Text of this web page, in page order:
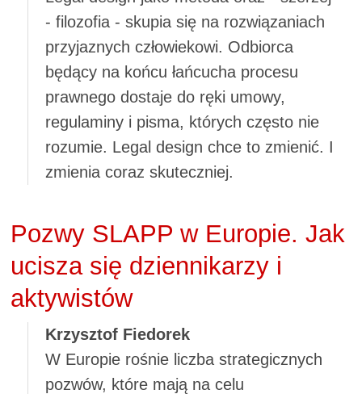
- filozofia - skupia się na rozwiązaniach
przyjaznych człowiekowi. Odbiorca
będący na końcu łańcucha procesu
prawnego dostaje do ręki umowy,
regulaminy i pisma, których często nie
rozumie. Legal design chce to zmienić. I
zmienia coraz skuteczniej.
Pozwy SLAPP w Europie. Jak
ucisza się dziennikarzy i
aktywistów
Krzysztof Fiedorek
W Europie rośnie liczba strategicznych
pozwów, które mają na celu